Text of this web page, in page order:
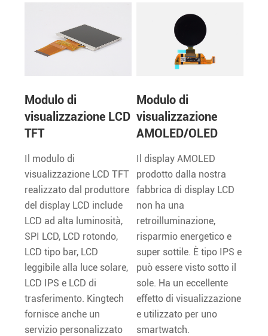
Modulo di
visualizzazione LCD
TFT
Il modulo di
visualizzazione LCD TFT
realizzato dal produttore
del display LCD include
LCD ad alta luminosità,
SPI LCD, LCD rotondo,
LCD tipo bar, LCD
leggibile alla luce solare,
LCD IPS e LCD di
trasferimento. Kingtech
fornisce anche un
servizio personalizzato
Modulo di
visualizzazione
AMOLED/OLED
Il display AMOLED
prodotto dalla nostra
fabbrica di display LCD
non ha una
retroilluminazione,
risparmio energetico e
super sottile. È tipo IPS e
può essere visto sotto il
sole. Ha un eccellente
effetto di visualizzazione
e utilizzato per uno
smartwatch.